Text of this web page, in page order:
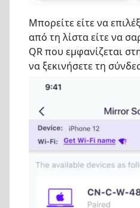
Μπορείτε είτε να
από τη λίστα είτε να
QR που εμφανίζεται
να ξεκινήσετε τη